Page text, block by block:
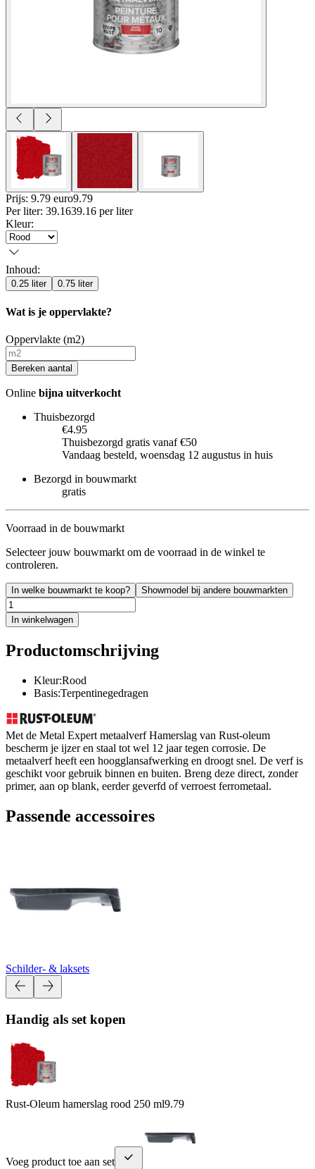
Prijs: 9.79 euro9.79
Per liter: 39.1639.16 per liter
Kleur:
Inhoud:
0.25 liter 0.75 liter
Wat is je oppervlakte?
Oppervlakte (m2)
Bereken aantal
Online bijna uitverkocht
Thuisbezorgd
€4.95
Thuisbezorgd gratis vanaf €50
Vandaag besteld, woensdag 12 augustus in huis
Bezorgd in bouwmarkt
gratis
Voorraad in de bouwmarkt
Selecteer jouw bouwmarkt om de voorraad in de winkel te
controleren.
In welke bouwmarkt te koop? Showmodel bij andere bouwmarkten
In winkelwagen
Productomschrijving
Kleur:Rood
Basis:Terpentinegedragen
Met de Metal Expert metaalverf Hamerslag van Rust-oleum
bescherm je ijzer en staal tot wel 12 jaar tegen corrosie. De
metaalverf heeft een hoogglansafwerking en droogt snel. De verf is
geschikt voor gebruik binnen en buiten. Breng deze direct, zonder
primer, aan op blank, eerder geverfd of verroest ferrometaal.
Passende accessoires
Schilder- & laksets
Handig als set kopen
Rust-Oleum hamerslag rood 250 ml9.79
Voeg product toe aan set